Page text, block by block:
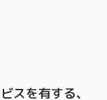
スを有する、